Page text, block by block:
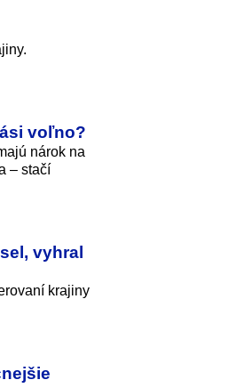
voľno?
nárok na
– stačí
vyhral
krajiny